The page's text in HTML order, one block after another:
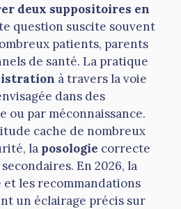
deux suppositoires en
question suscite souvent
patients, parents
de santé. La pratique
à travers la voie
dans des
ou par méconnaissance.
cache de nombreux
la posologie correcte
En 2026, la
les recommandations
un éclairage précis sur